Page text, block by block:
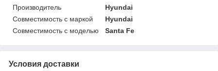
Производитель
Hyundai
Совместимость с маркой
Hyundai
Совместимость с моделью
Santa Fe
Условия доставки